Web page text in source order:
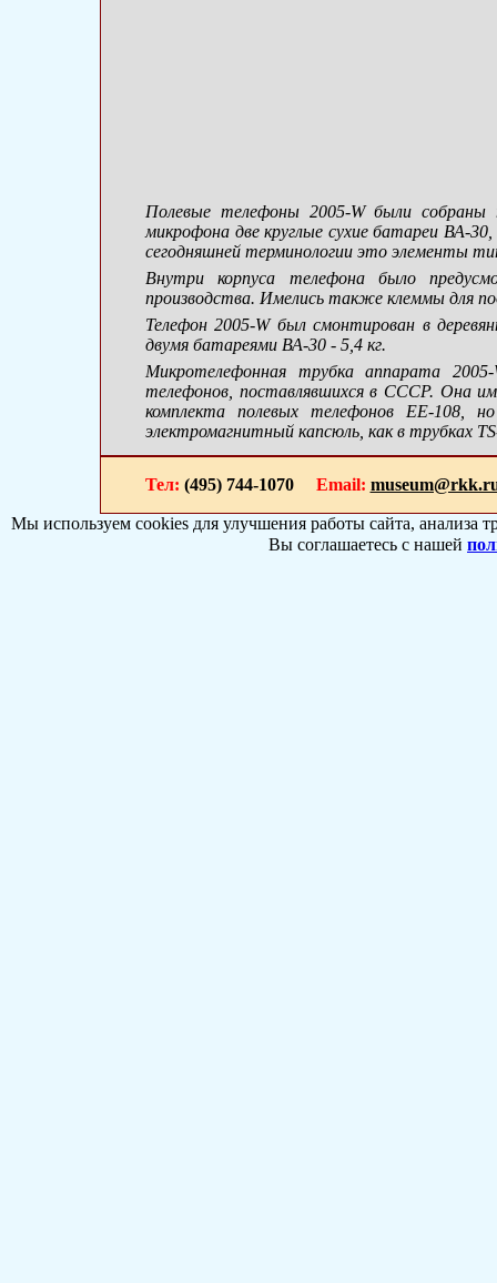
Полевые телефоны 2005-W были
микрофона две круглые сухие батареи ВА-30
сегодняшней терминологии это элементы
Внутри корпуса телефона было
производства. Имелись также клеммы для
Телефон 2005-W был смонтирован в
двумя батареями ВА-30 - 5,4 кг.
Микротелефонная трубка аппарата
телефонов, поставлявшихся в СССР. Она
комплекта полевых телефонов ЕЕ-108,
электромагнитный капсюль, как в трубках
Тел: (495) 744-1070 Email:
Мы используем cookies для улучшения работы сайта, анализа
Вы соглашаетесь с нашей